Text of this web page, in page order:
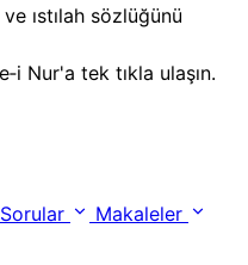
ıstılah sözlüğünü
Nur'a tek tıkla ulaşın.
Sorular
Makaleler